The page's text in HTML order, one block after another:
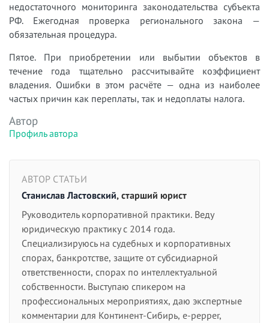
недостаточного мониторинга законодательства субъекта
РФ. Ежегодная проверка регионального закона —
обязательная процедура.
Пятое. При приобретении или выбытии объектов в
течение года тщательно рассчитывайте коэффициент
владения. Ошибки в этом расчёте — одна из наиболее
частых причин как переплаты, так и недоплаты налога.
Автор
Профиль автора
АВТОР СТАТЬИ
Станислав Ластовский, старший юрист
Руководитель корпоративной практики. Веду
юридическую практику с 2014 года.
Специализируюсь на судебных и корпоративных
спорах, банкротстве, защите от субсидиарной
ответственности, спорах по интеллектуальной
собственности. Выступаю спикером на
профессиональных мероприятиях, даю экспертные
комментарии для Континент-Сибирь, e-pepper,